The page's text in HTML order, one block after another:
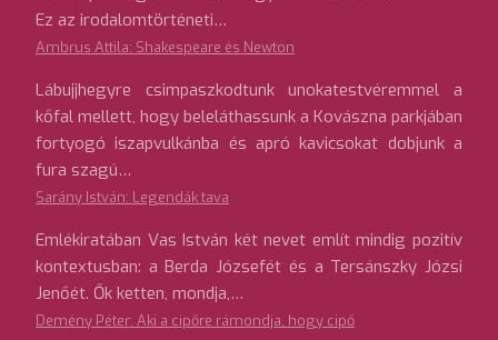
Ez az irodalomtörténeti…
Ambrus Attila: Shakespeare és Newton
Lábujjhegyre csimpaszkodtunk unokatestvéremmel a
kőfal mellett, hogy beleláthassunk a Kovászna parkjában
fortyogó iszapvulkánba és apró kavicsokat dobjunk a
fura szagú…
Sarány István: Legendák tava
Emlékiratában Vas István két nevet említ mindig pozitív
kontextusban: a Berda Józsefét és a Tersánszky Józsi
Jenőét. Ők ketten, mondja,…
Demény Péter: Aki a cipőre rámondja, hogy cipő